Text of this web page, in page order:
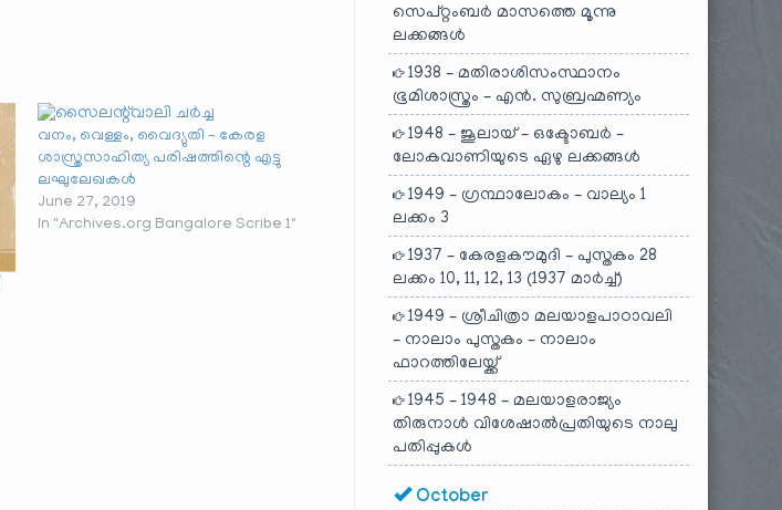
വനം, വെള്ളം, വൈദ്യുതി – കേരള
ശാസ്ത്രസാഹിത്യ പരിഷത്തിന്റെ എട്ടു
ലഘുലേഖകൾ
June 27, 2019
In "Archives.org Bangalore Scribe 1"
സെപ്റ്റംബർ മാസത്തെ മൂന്നു
ലക്കങ്ങൾ
1938 – മതിരാശിസംസ്ഥാനം
ഭൂമിശാസ്ത്രം – എൻ. സുബ്രഹ്മണ്യം
1948 – ജൂലായ് – ഒക്ടോബർ –
ലോകവാണിയുടെ ഏഴു ലക്കങ്ങൾ
1949 – ഗ്രന്ഥാലോകം – വാല്യം 1
ലക്കം 3
1937 – കേരളകൗമുദി – പുസ്തകം 28
ലക്കം 10, 11, 12, 13 (1937 മാർച്ച്)
1949 – ശ്രീചിത്രാ മലയാളപാഠാവലി
– നാലാം പുസ്തകം – നാലാം
ഫാറത്തിലേയ്ക്ക്
1945 – 1948 – മലയാളരാജ്യം
തിരുനാൾ വിശേഷാൽപ്രതിയുടെ നാലു
പതിപ്പുകൾ
October